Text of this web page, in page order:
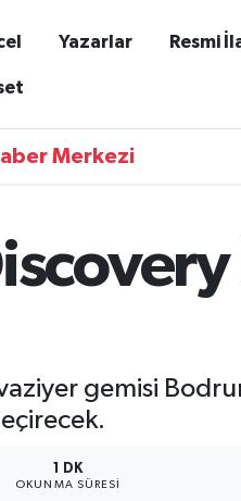
Yazarlar Resmi
Merkezi
gemisi
1 DK
OKUNMA SÜRESI